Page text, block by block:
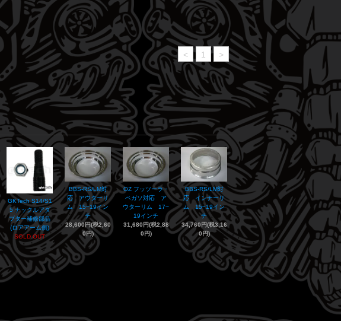
< 1 >
GKTech S14/S1
5 ナックルアダ
プター補修部品
(ロアアーム側)
SOLD OUT
BBS-RS/LM対
応 アウターリ
ム 15~19イン
チ
28,600円(税2,60
0円)
OZ フッツーラ・
ペガソ対応 ア
ウターリム 17~
19インチ
31,680円(税2,88
0円)
BBS-RS/LM対
応 インナーリ
ム 15~19イン
チ
34,760円(税3,16
0円)